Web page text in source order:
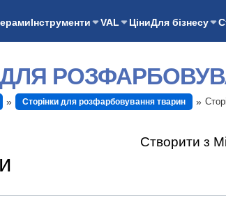
Інструменти VAL ЦіниДля бізнесу
ДЛЯ
Сторінки для розфарбовування тварин
Створити з